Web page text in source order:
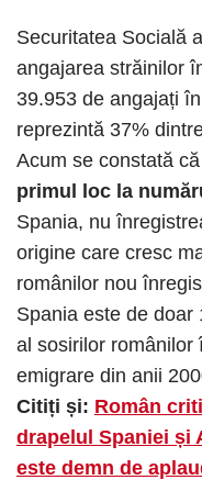
Securitatea Socială
angajarea străinilor
39.953 de angajați
reprezintă 37%
Acum se constată
primul loc la
Spania, nu
origine care cresc
românilor nou
Spania este de
al sosirilor românilor
emigrare din anii
Citiți și: Român
drapelul Spaniei și
este demn de